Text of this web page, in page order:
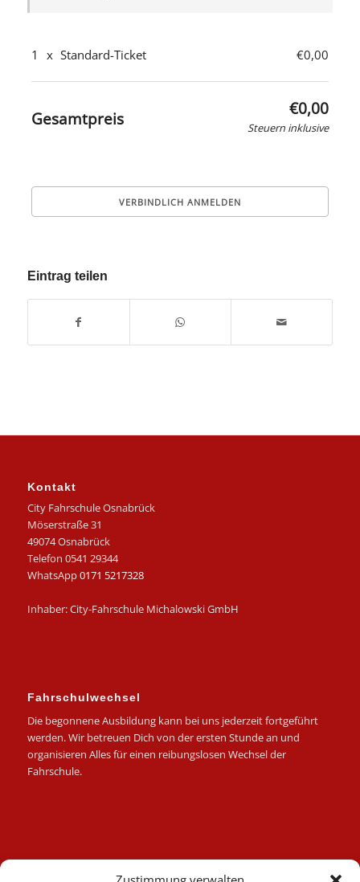
1 x Standard-Ticket €0,00
Gesamtpreis €0,00
Steuern inklusive
Eintrag teilen
Kontakt
City Fahrschule Osnabrück
Möserstraße 31
49074 Osnabrück
Telefon 0541 29344
WhatsApp0171 5217328
Inhaber: City-Fahrschule Michalowski GmbH
Fahrschulwechsel
Die begonnene Ausbildung kann bei uns jederzeit fortgeführt
werden. Wir betreuen Dich von der ersten Stunde an und
organisieren Alles für einen reibungslosen Wechsel der
Fahrschule.